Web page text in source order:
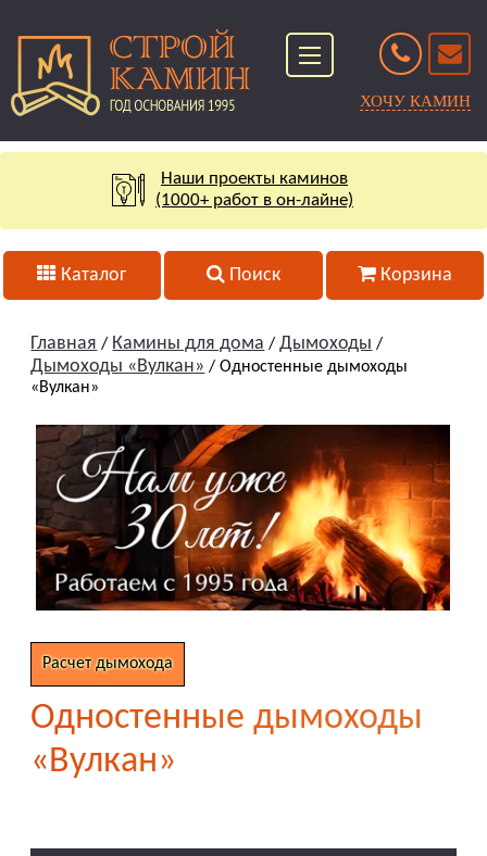
ХОЧУ КАМИН
Наши проекты каминов
(1000+ работ в он-лайне)
Каталог Поиск Корзина
Главная / Камины для дома /Дымоходы /
Дымоходы «Вулкан» / Одностенные дымоходы
«Вулкан»
Расчет дымохода
Одностенные дымоходы
«Вулкан»